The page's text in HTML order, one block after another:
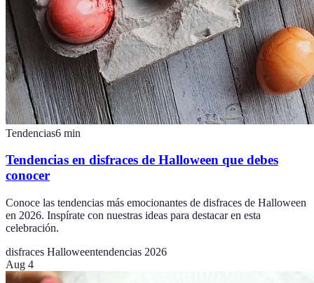
Tendencias6 min
Tendencias en disfraces de Halloween que debes
conocer
Conoce las tendencias más emocionantes de disfraces de Halloween
en 2026. Inspírate con nuestras ideas para destacar en esta
celebración.
disfraces Halloweentendencias 2026
Aug 4